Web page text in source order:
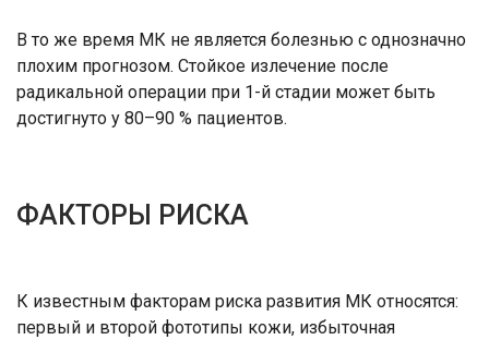
В то же время МК не является болезнью с однозначно
плохим прогнозом. Стойкое излечение после
радикальной операции при 1-й стадии может быть
достигнуто у 80–90 % пациентов.
ФАКТОРЫ РИСКА
К известным факторам риска развития МК относятся:
первый и второй фототипы кожи, избыточная